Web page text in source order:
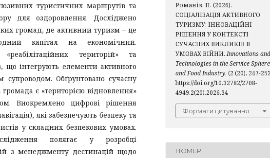
туристичних маршрутів та
для оздоровлення. Досліджено
громад, де активний туризм – це
капітал на економічний.
територій» та
що інтегрують елементи активного
супроводом. Обґрунтовано сучасну
є «територією відновлення»
Виокремлено цифрові рішення
які забезпечують безпеку та
у складних безпекових умовах.
полягає у розробці
з менеджменту дестинацій щодо
Романів, П. (2026).
СОЦІАЛІЗАЦІЯ АКТИВНОГО
ТУРИЗМУ: ІННОВАЦІЙНІ
РІШЕННЯ У КОНТЕКСТІ
СУЧАСНИХ ВИКЛИКІВ В
УМОВАХ ВІЙНИ.Innovations and
Technologies in the Service Sphere
and Food Industry, (2 (20), 247-
https://doi.org/10.32782/2708-
4949.2(20).2026.34
Формати цитування
НОМЕР